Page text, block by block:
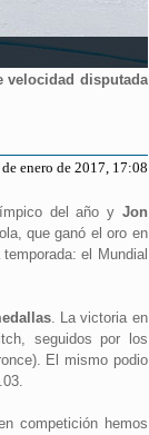
velocidad disputada
de enero de 2017, 17:08
del año y Jon
que ganó el oro en
el Mundial
. La victoria en
seguidos por los
El mismo podio
competición hemos